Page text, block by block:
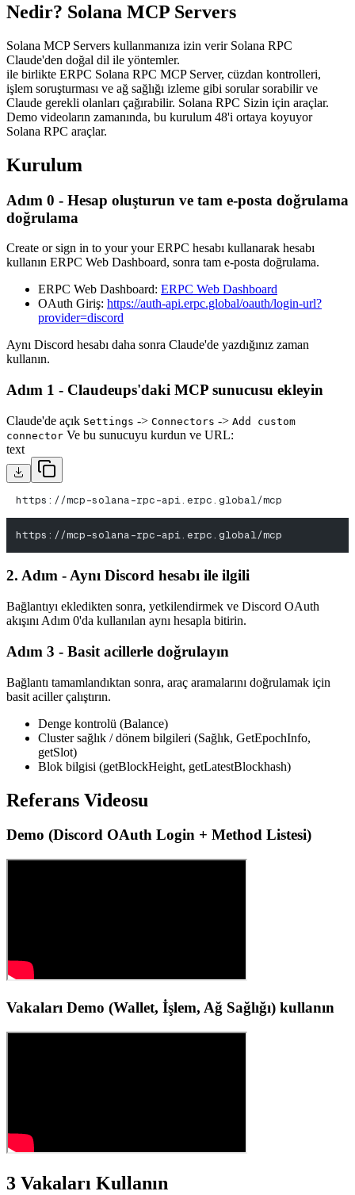
Nedir? Solana MCP Servers
Solana MCP Servers kullanmanıza izin verir Solana RPC
Claude'den doğal dil ile yöntemler.
ile birlikte ERPC Solana RPC MCP Server, cüzdan kontrolleri,
işlem soruşturması ve ağ sağlığı izleme gibi sorular sorabilir ve
Claude gerekli olanları çağırabilir. Solana RPC Sizin için araçlar.
Demo videoların zamanında, bu kurulum 48'i ortaya koyuyor
Solana RPC araçlar.
Kurulum
Adım 0 - Hesap oluşturun ve tam e-posta doğrulama
doğrulama
Create or sign in to your your ERPC hesabı kullanarak hesabı
kullanın ERPC Web Dashboard, sonra tam e-posta doğrulama.
ERPC Web Dashboard: ERPC Web Dashboard
OAuth Giriş: https://auth-api.erpc.global/oauth/login-url?
provider=discord
Aynı Discord hesabı daha sonra Claude'de yazdığınız zaman
kullanın.
Adım 1 - Claudeups'daki MCP sunucusu ekleyin
Claude'de açık Settings -> Connectors -> Add custom
connector Ve bu sunucuyu kurdun ve URL:
text
https://mcp-solana-rpc-api.erpc.global/mcp
https://mcp-solana-rpc-api.erpc.global/mcp
2. Adım - Aynı Discord hesabı ile ilgili
Bağlantıyı ekledikten sonra, yetkilendirmek ve Discord OAuth
akışını Adım 0'da kullanılan aynı hesapla bitirin.
Adım 3 - Basit acillerle doğrulayın
Bağlantı tamamlandıktan sonra, araç aramalarını doğrulamak için
basit aciller çalıştırın.
Denge kontrolü (Balance)
Cluster sağlık / dönem bilgileri (Sağlık, GetEpochInfo,
getSlot)
Blok bilgisi (getBlockHeight, getLatestBlockhash)
Referans Videosu
Demo (Discord OAuth Login + Method Listesi)
Vakaları Demo (Wallet, İşlem, Ağ Sağlığı) kullanın
3 Vakaları Kullanın